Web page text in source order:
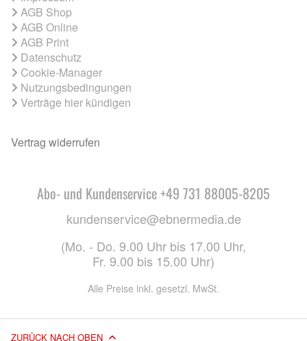
AGB Shop
AGB Online
AGB Print
Datenschutz
Cookie-Manager
Nutzungsbedingungen
Verträge hier kündigen
Vertrag widerrufen
Abo- und Kundenservice +49 731 88005-8205
kundenservice@ebnermedia.de
(Mo. - Do. 9.00 Uhr bis 17.00 Uhr,
Fr. 9.00 bis 15.00 Uhr)
Alle Preise inkl. gesetzl. MwSt.
ZURÜCK NACH OBEN